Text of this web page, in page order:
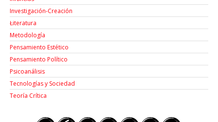
Investigación-Creación
Łiteratura
Metodología
Pensamiento Estético
Pensamiento Político
Psicoanálisis
Tecnologías y Sociedad
Teoría Crítica